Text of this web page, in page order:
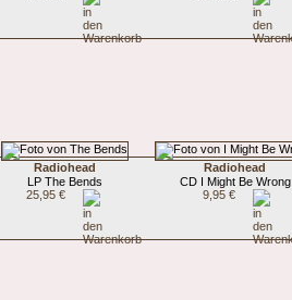
Radiohead
LP The Bends
25,95 €
Radiohead
CD I Might Be Wrong
9,95 €